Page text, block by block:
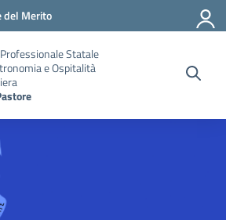
del Merito
Statale
e Ospitalità